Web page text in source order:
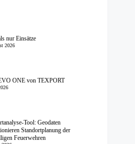
nur Einsätze
2026
ONE von TEXPORT
Tool: Geodaten
Standortplanung der
Feuerwehren